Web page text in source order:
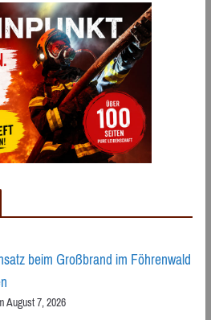
beim Großbrand im Föhrenwald
August 7, 2026